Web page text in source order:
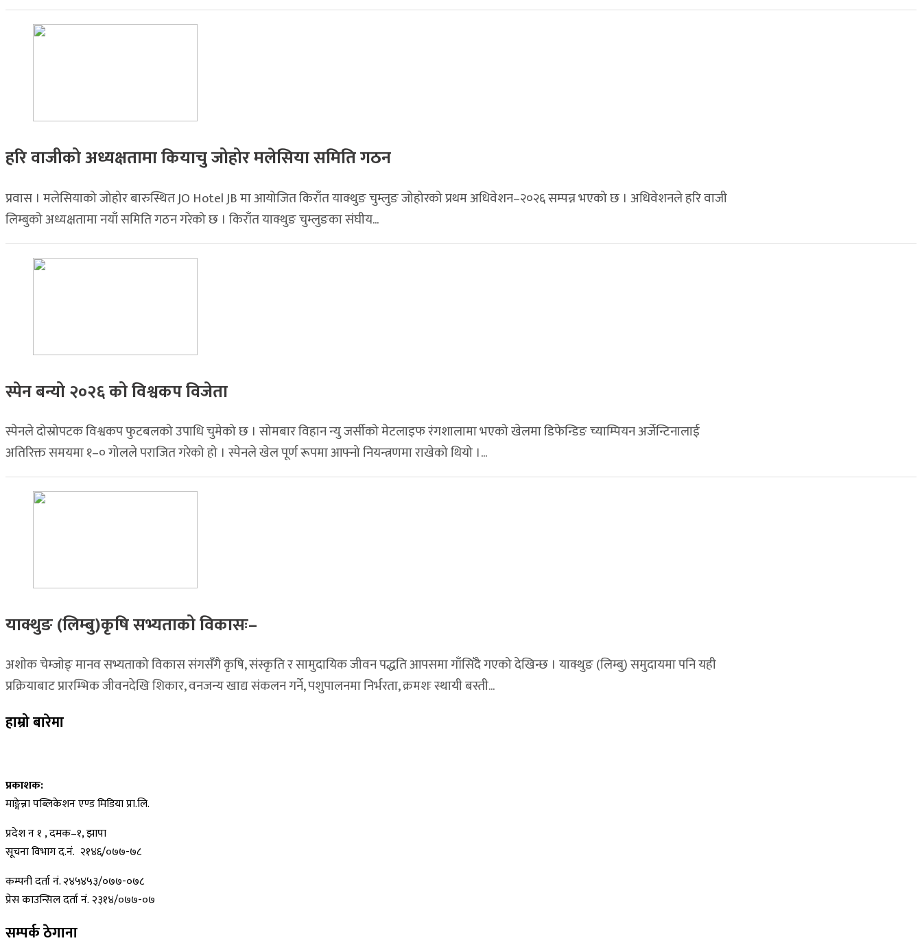
हरि वाजीको अध्यक्षतामा कियाचु जोहोर मलेसिया समिति गठन
प्रवास । मलेसियाको जोहोर बारुस्थित JO Hotel JB मा आयोजित किराँत याक्थुङ चुम्लुङ जोहोरको प्रथम अधिवेशन–२०२६ सम्पन्न भएको छ । अधिवेशनले हरि वाजी
लिम्बुको अध्यक्षतामा नयाँ समिति गठन गरेको छ । किराँत याक्थुङ चुम्लुङका संघीय...
स्पेन बन्यो २०२६ को विश्वकप विजेता
स्पेनले दोस्रोपटक विश्वकप फुटबलको उपाधि चुमेको छ । सोमबार विहान न्यु जर्सीको मेटलाइफ रंगशालामा भएको खेलमा डिफेन्डिङ च्याम्पियन अर्जेन्टिनालाई
अतिरिक्त समयमा १–० गोलले पराजित गरेको हो । स्पेनले खेल पूर्ण रूपमा आफ्नो नियन्त्रणमा राखेको थियो ।...
याक्थुङ (लिम्बु)कृषि सभ्यताको विकासः–
अशाेक चेम्जाेङ् मानव सभ्यताको विकास संगसँगै कृषि, संस्कृति र सामुदायिक जीवन पद्धति आपसमा गाँसिँदै गएको देखिन्छ । याक्थुङ (लिम्बु) समुदायमा पनि यही
प्रक्रियाबाट प्रारम्भिक जीवनदेखि शिकार, वनजन्य खाद्य संकलन गर्ने, पशुपालनमा निर्भरता, क्रमशः स्थायी बस्ती...
हाम्रो बारेमा
प्रकाशक:
माङ्गेन्ना पब्लिकेशन एण्ड मिडिया प्रा.लि.
प्रदेश न १ , दमक–१, झापा
सूचना विभाग द.नं. २१४६/०७७-७८
कम्पनी दर्ता नं. २४५४५३/०७७-०७८
प्रेस काउन्सिल दर्ता नं. २३१४/०७७-०७
सम्पर्क ठेगाना